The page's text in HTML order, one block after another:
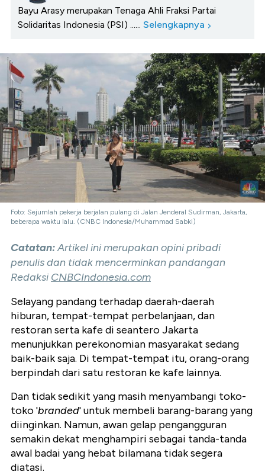
Bayu Arasy merupakan Tenaga Ahli Fraksi Partai
Solidaritas Indonesia (PSI) ...... Selengkapnya
Foto: Sejumlah pekerja berjalan pulang di Jalan Jenderal Sudirman, Jakarta,
beberapa waktu lalu. (CNBC Indonesia/Muhammad Sabki)
Catatan:Artikel ini merupakan opini pribadi
penulis dan tidak mencerminkan pandangan
Redaksi CNBCIndonesia.com
Selayang pandang terhadap daerah-daerah
hiburan, tempat-tempat perbelanjaan, dan
restoran serta kafe di seantero Jakarta
menunjukkan perekonomian masyarakat sedang
baik-baik saja. Di tempat-tempat itu, orang-orang
berpindah dari satu restoran ke kafe lainnya.
Dan tidak sedikit yang masih menyambangi toko-
toko 'branded' untuk membeli barang-barang yang
diinginkan. Namun, awan gelap pengangguran
semakin dekat menghampiri sebagai tanda-tanda
awal badai yang hebat bilamana tidak segera
diatasi.